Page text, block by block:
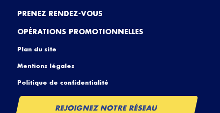
PRENEZ RENDEZ-VOUS
OPÉRATIONS PROMOTIONNELLES
Plan du site
Mentions légales
Politique de confidentialité
REJOIGNEZ NOTRE RÉSEAU